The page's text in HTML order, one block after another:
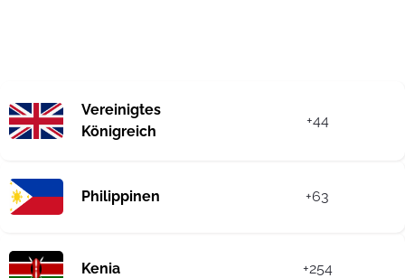
Vereinigtes
Königreich
+44
Philippinen +63
Kenia +254